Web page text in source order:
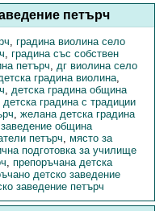
петърч
, градина виолина село
, градина със собствен
петърч, дг виолина село
градина виолина,
, детска градина община
детска градина с традиции
, желана детска градина
община
петърч, място за
подготовка за училище
, препоръчана детска
детско заведение
заведение петърч